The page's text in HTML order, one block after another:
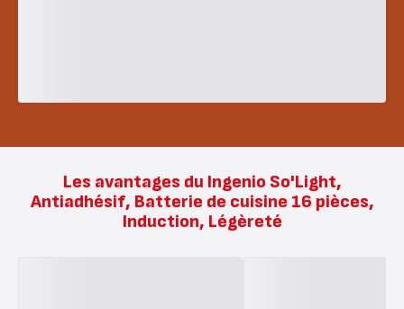
Les avantages du Ingenio So'Light,
Antiadhésif, Batterie de cuisine 16 pièces,
Induction, Légèreté